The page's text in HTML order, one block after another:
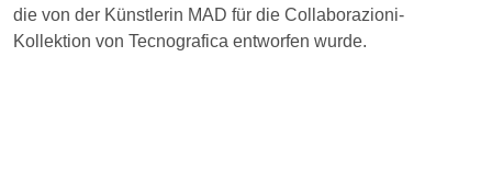
die von der Künstlerin MAD für die Collaborazioni-
Kollektion von Tecnografica entworfen wurde.